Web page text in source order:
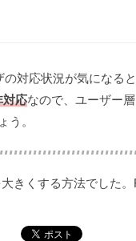
対応状況が気になる
対応なので、ユーザー
う。
きくする方法でした